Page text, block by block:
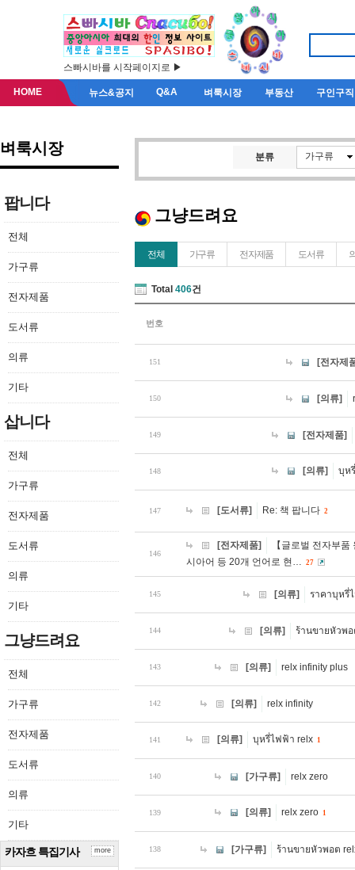
스빠시바를 시작페이지로 ▶
HOME 뉴스&공지 Q&A 벼룩시장 부동산 구인구직
벼룩시장
팝니다
전체
가구류
전자제품
도서류
의류
기타
삽니다
전체
가구류
전자제품
도서류
의류
기타
그냥드려요
전체
가구류
전자제품
도서류
의류
기타
카자흐 특집기사 more
분류 가구류
그냥드려요
전체 가구류 전자제품 도서류
Total 406건
번호
151 [전자제
150 [의류]
149 [전자제품]
148 [의류] บุห
147 [도서류] Re: 책 팝니다 2
146
[전자제품]
【글로벌 전자부
시아어 등 20개 언어로 현… 27
145 [의류] ราคาบุหรี่
144 [의류] ร้านขายหัวพ
143 [의류] relx infinity plus
142 [의류] relx infinity
141 [의류] บุหรี่ไฟฟ้า relx 1
140 [가구류] relx zero
139 [의류] relx zero 1
138 [가구류] ร้านขายหัวพอต